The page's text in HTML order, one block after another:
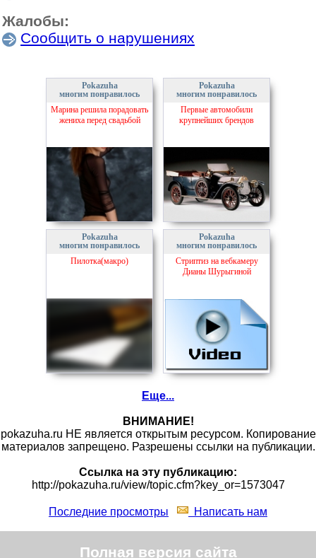
Жалобы:
Сообщить о нарушениях
Pokazuha
многим понравилось
Марина решила порадовать
жениха перед свадьбой
Pokazuha
многим понравилось
Первые автомобили
крупнейших брендов
Pokazuha
многим понравилось
Пилотка(макро)
Pokazuha
многим понравилось
Стриптиз на вебкамеру
Дианы Шурыгиной
Еще...
ВНИМАНИЕ!
pokazuha.ru НЕ является открытым ресурсом. Копирование
материалов запрещено. Разрешены ссылки на публикации.
Ссылка на эту публикацию:
http://pokazuha.ru/view/topic.cfm?key_or=1573047
Последние просмотры Написать нам
Полная версия сайта